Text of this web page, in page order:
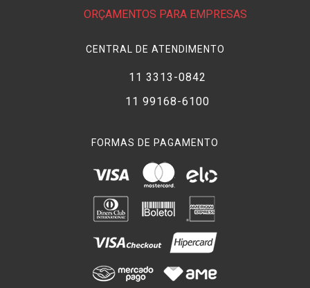
ORÇAMENTOS PARA EMPRESAS
CENTRAL DE ATENDIMENTO
11 3313-0842
11 99168-6100
FORMAS DE PAGAMENTO